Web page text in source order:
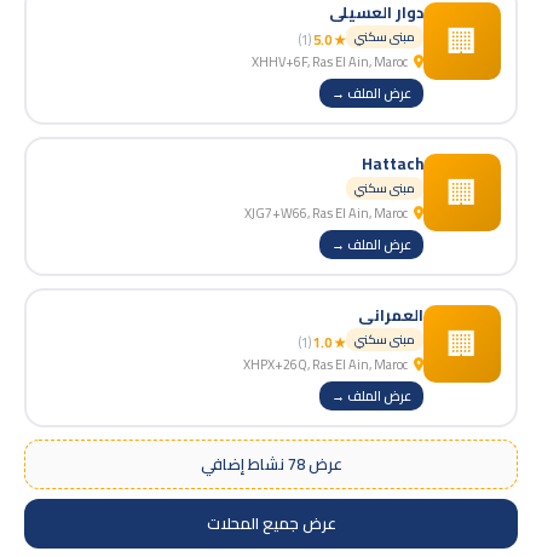
🏢 دوار العسيلي
مبنى سكني ★ 5.0
(1)
عرض الملف →
🏢
Hattach
مبنى سكني
عرض الملف →
🏢 العمراني
مبنى سكني ★ 1.0
(1)
عرض الملف →
عرض 78 نشاط إضافي
عرض جميع المحلات